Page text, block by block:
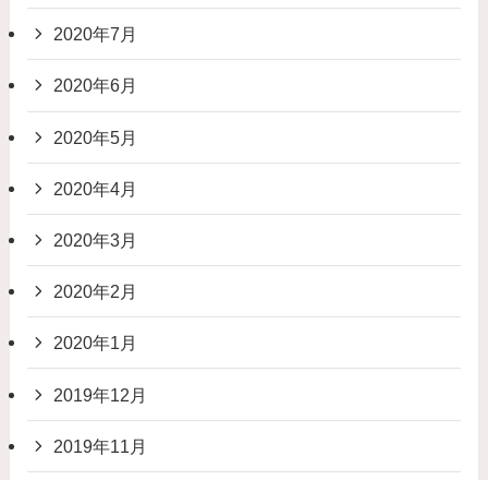
2020年7月
2020年6月
2020年5月
2020年4月
2020年3月
2020年2月
2020年1月
2019年12月
2019年11月